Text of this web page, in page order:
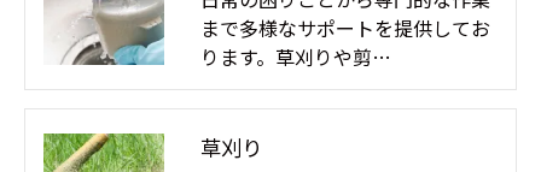
まで多様なサポートを提供してお
ります。草刈りや剪…
草刈り